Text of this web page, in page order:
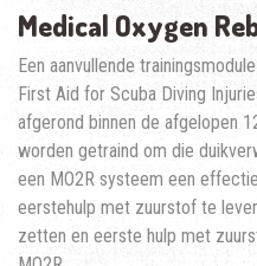
Medical Oxygen
Een aanvullende
First Aid for Scuba Diving
afgerond binnen de afgelopen
worden getraind om die
een MO2R systeem een
eerstehulp met zuurstof te
zetten en eerste hulp met